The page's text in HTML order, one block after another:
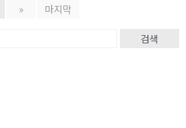
» 마지막
검색